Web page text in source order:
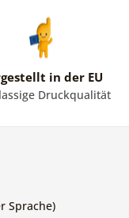
in der EU
Druckqualität
Sprache)